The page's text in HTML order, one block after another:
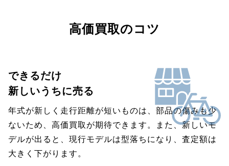
高価買取のコツ
できるだけ
新しいうちに売る
年式が新しく走行距離が短いものは、部品の傷みも少
ないため、高価買取が期待できます。また、新しいモ
デルが出ると、現行モデルは型落ちになり、査定額は
大きく下がります。